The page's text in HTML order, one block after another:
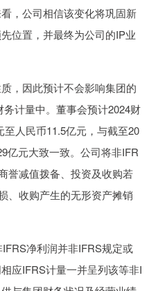
，公司相信该变化将巩固新
位置，并最终为公司的IP业
，因此预计不会影响集团的
计量中。董事会预计2024财
人民币11.5亿元，与截至20
亿元大致一致。公司将非IFR
誉减值拨备、投资及收购若
、收购产生的无形资产摊销
净利润并非IFRS规定或
应IFRS计量一并呈列该等非I